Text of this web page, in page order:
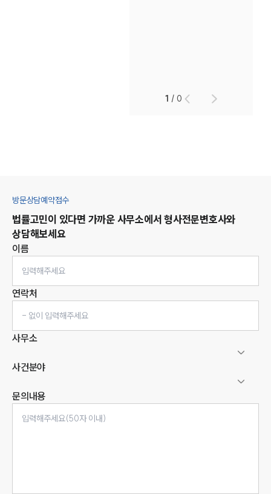
1 /0
방문상담예약접수
법률고민이 있다면 가까운 사무소에서 형사전문변호사와
상담해보세요
이름
연락처
사무소
사건분야
문의내용